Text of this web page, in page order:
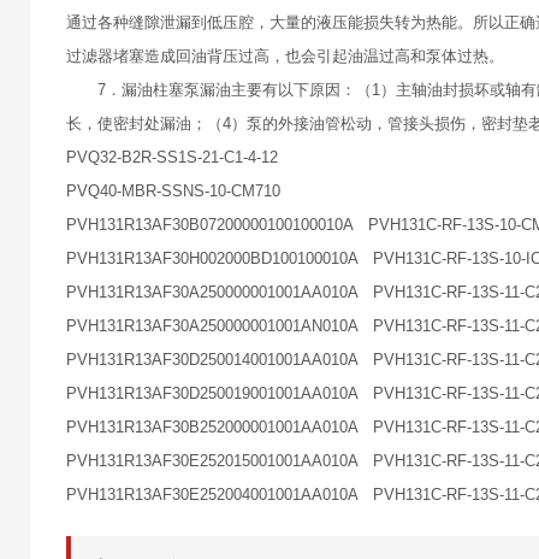
通过各种缝隙泄漏到低压腔，大量的液压能损失转为热能。所以正
过滤器堵塞造成回油背压过高，也会引起油温过高和泵体过热。
7．漏油柱塞泵漏油主要有以下原因：（1）主轴油封损坏或轴有
长，使密封处漏油；（4）泵的外接油管松动，管接头损伤，密封
PVQ32-B2R-SS1S-21-C1-4-12
PVQ40-MBR-SSNS-10-CM710
PVH131R13AF30B07200000100100010A PVH131C-RF-13S-10-
PVH131R13AF30H002000BD100100010A PVH131C-RF-13S-10-
PVH131R13AF30A250000001001AA010A PVH131C-RF-13S-11-
PVH131R13AF30A250000001001AN010A PVH131C-RF-13S-11-
PVH131R13AF30D250014001001AA010A PVH131C-RF-13S-11-
PVH131R13AF30D250019001001AA010A PVH131C-RF-13S-11-
PVH131R13AF30B252000001001AA010A PVH131C-RF-13S-11-
PVH131R13AF30E252015001001AA010A PVH131C-RF-13S-11-
PVH131R13AF30E252004001001AA010A PVH131C-RF-13S-11-